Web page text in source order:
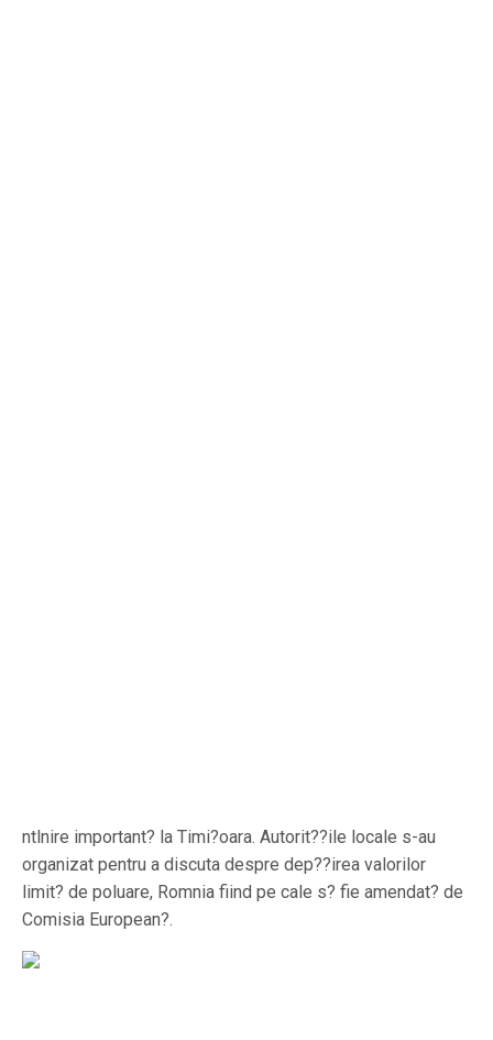
ntlnire important? la Timi?oara. Autorit??ile locale s-au
organizat pentru a discuta despre dep??irea valorilor
limit? de poluare, Romnia fiind pe cale s? fie amendat? de
Comisia European?.